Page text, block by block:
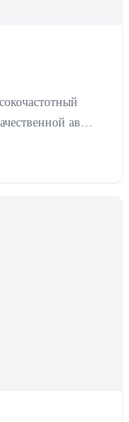
ав…